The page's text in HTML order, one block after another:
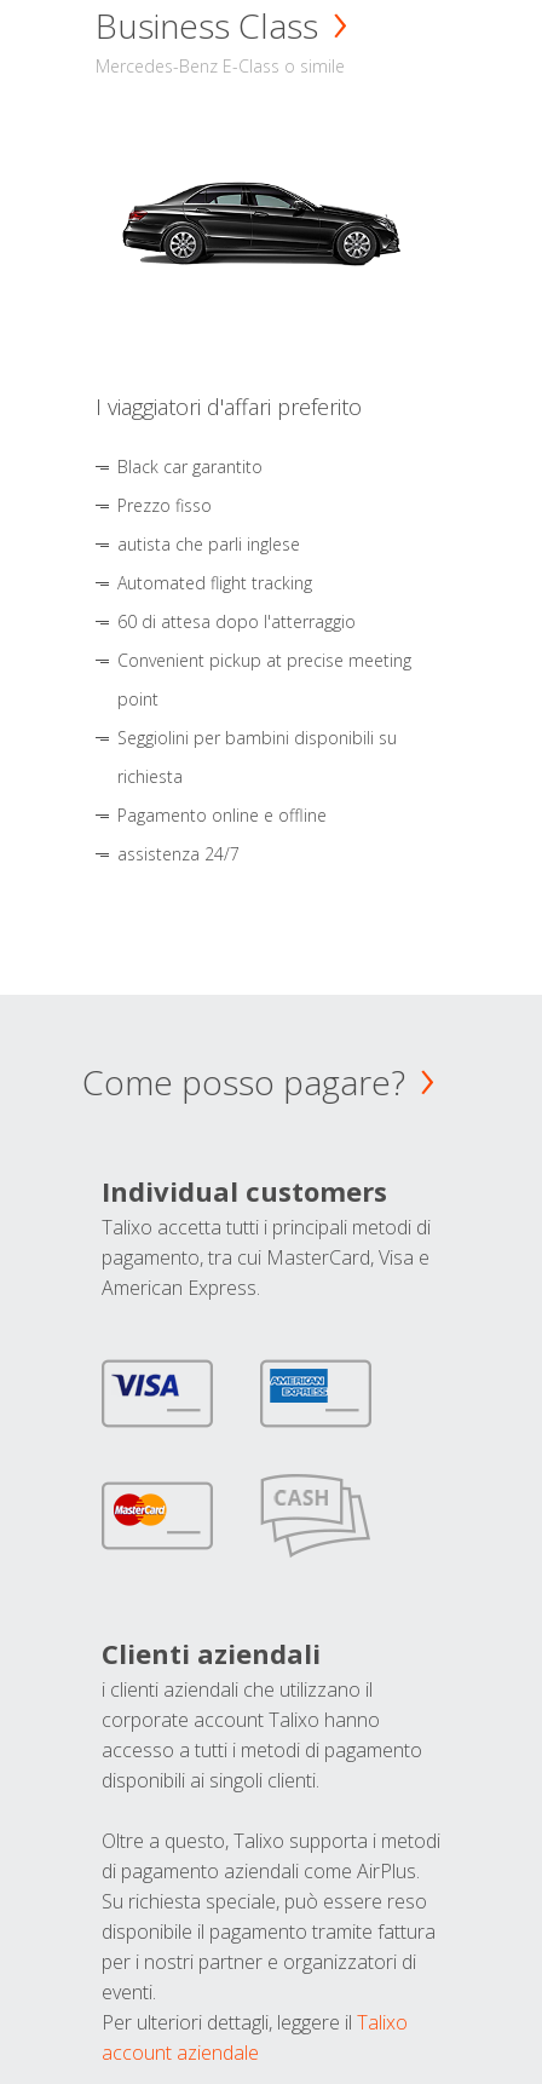
Business Class
Mercedes-Benz E-Class o simile
I viaggiatori d'affari preferito
Black car garantito
Prezzo fisso
autista che parli inglese
Automated flight tracking
60 di attesa dopo l'atterraggio
Convenient pickup at precise meeting
point
Seggiolini per bambini disponibili su
richiesta
Pagamento online e offline
assistenza 24/7
Come posso pagare?
Individual customers
Talixo accetta tutti i principali metodi di
pagamento, tra cui MasterCard, Visa e
American Express.
Clienti aziendali
i clienti aziendali che utilizzano il
corporate account Talixo hanno
accesso a tutti i metodi di pagamento
disponibili ai singoli clienti.
Oltre a questo, Talixo supporta i metodi
di pagamento aziendali come AirPlus.
Su richiesta speciale, può essere reso
disponibile il pagamento tramite fattura
per i nostri partner e organizzatori di
eventi.
Per ulteriori dettagli, leggere il Talixo
account aziendale